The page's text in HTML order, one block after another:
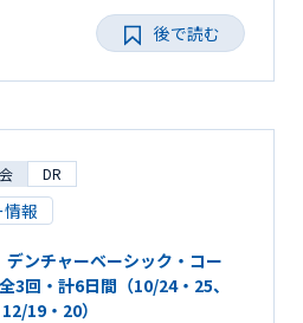
後で読む
DR
報
ンチャーベーシック・コー
回・計6日間（10/24・25、
19・20）